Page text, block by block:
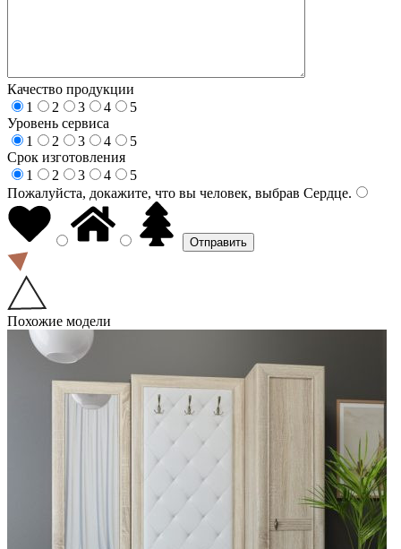
Качество продукции
1
2 3 4
5
Уровень сервиса
1
2 3 4
5
Срок изготовления
1
2 3 4
5
Пожалуйста, докажите, что вы человек, выбрав Сердце.
Похожие модели